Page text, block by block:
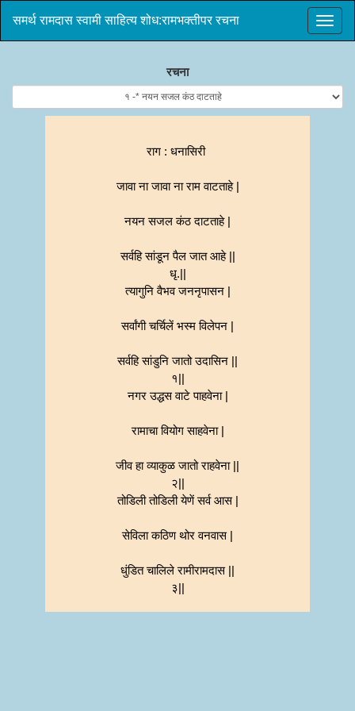
समर्थ रामदास स्वामी साहित्य शोध:रामभक्तीपर रचना
रचना
राग : धनासिरी
जावा ना जावा ना राम वाटताहे |
नयन सजल कंठ दाटताहे |
सर्वहि सांडून पैल जात आहे ||
धृ.||
त्यागुनि वैभव जननृपासन |
सर्वांगी चर्चिलें भस्म विलेपन |
सर्वहि सांडुनि जातो उदासिन ||
१||
नगर उद्धस वाटे पाहवेना |
रामाचा वियोग साहवेना |
जीव हा व्याकुळ जातो राहवेना ||
२||
तोडिली तोडिली येणें सर्व आस |
सेविला कठिण थोर वनवास |
धुंडित चालिले रामीरामदास ||
३||